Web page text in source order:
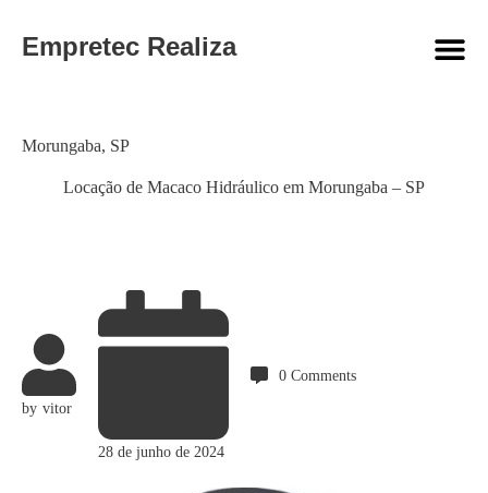
Empretec Realiza
Locação de Macaco Hidráulico em Morungaba – SP
Category
Morungaba, SP
by vitor
28 de junho de 2024
0 Comments